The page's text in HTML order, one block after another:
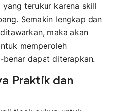
yang terukur karena skill
Semakin lengkap dan
maka akan
memperoleh
benar dapat diterapkan.
Praktik dan